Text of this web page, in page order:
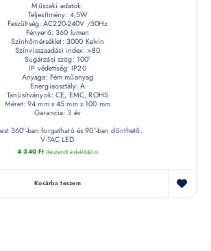
Műszaki adatok:
Teljesítmény: 4,5W
Feszültség: AC220-240V /50Hz
Fényerő: 360 lumen
Színhőmérséklet: 3000 Kelvin
Színvisszaadási index: >80
Sugárzási szög: 100°
IP védettség: IP20
Anyaga: Fém műanyag
Energiaosztály: A
Tanúsítványok: CE, EMC, ROHS
Méret: 94 mm x 45 mm x 100 mm
Garancia: 3 év
360°-ban forgatható és 90°-ban dönthető.
V-TAC LED
4 340 Ft (készletről érdeklődjön)
Kosárba teszem